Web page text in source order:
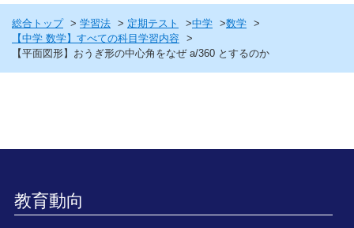
総合トップ 学習法 定期テスト 中学
数学
【中学 数学】すべての科目学習内容
【平面図形】おうぎ形の中心角をなぜ a/360 とするのか
教育動向